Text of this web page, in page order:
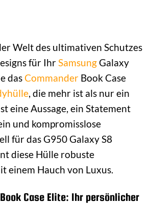
Welt des ultimativen Schutzes
für Ihr SamsungGalaxy
dasCommander Book Case
, die mehr ist als nur ein
eine Aussage, ein Statement
und kompromisslose
für das G950 Galaxy S8
diese Hülle robuste
einem Hauch von Luxus.
Case Elite: Ihr persönlicher